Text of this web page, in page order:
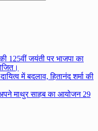
125वीं जयंती पर भाजपा का
में बदलाव, हितानंद शर्मा की
अपने माथुर साहब का आयोजन 29